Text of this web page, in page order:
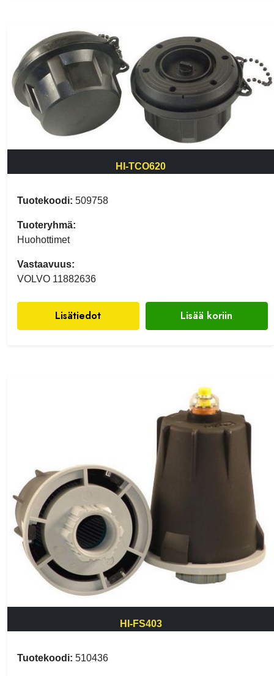
HI-TCO620
Tuotekoodi: 509758
Tuoteryhmä:
Huohottimet
Vastaavuus:
VOLVO 11882636
Lisätiedot Lisää koriin
HI-FS403
Tuotekoodi: 510436